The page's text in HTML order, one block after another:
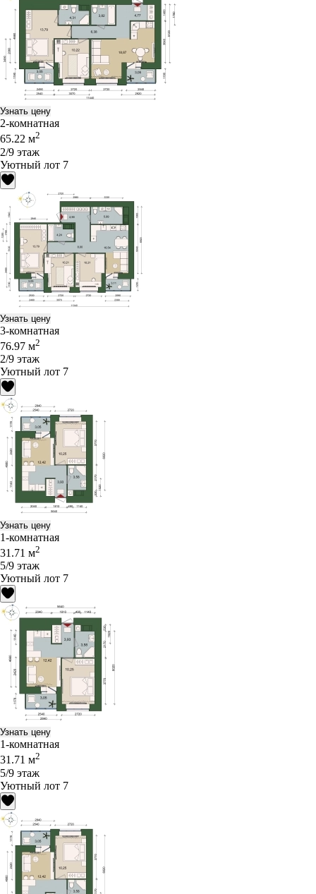
Узнать цену
2-комнатная
65.22 м2
2/9 этаж
Уютный лот 7
Узнать цену
3-комнатная
76.97 м2
2/9 этаж
Уютный лот 7
Узнать цену
1-комнатная
31.71 м2
5/9 этаж
Уютный лот 7
Узнать цену
1-комнатная
31.71 м2
5/9 этаж
Уютный лот 7